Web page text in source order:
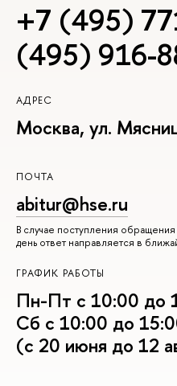
+7 (495)
(495) 916-
АДРЕС
Москва, ул.
ПОЧТА
abitur@hse.ru
В случае поступления
день ответ направляется в
ГРАФИК РАБОТЫ
Пн-Пт с 10:00 до
Сб с 10:00 до
(с 20 июня до 12